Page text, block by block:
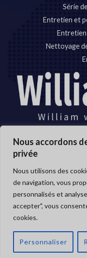
Nous accordons
privée
Nous utilisons des
de navigation, vous
personnalisés et
accepter", vous
cookies.
Personnaliser
Série
Entretien et
Nettoyage
Anhui Williamweir
Copyright © 2026